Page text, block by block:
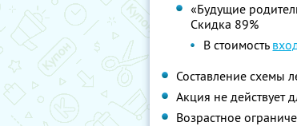
«Будущие
Скидка 89%
В стоимость
Составление схемы
Акция не
Возрастное